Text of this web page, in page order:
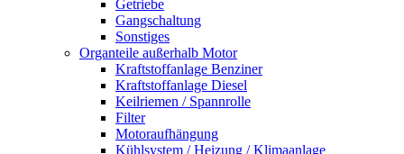
Getriebe
Gangschaltung
Sonstiges
Organteile außerhalb Motor
Kraftstoffanlage Benziner
Kraftstoffanlage Diesel
Keilriemen / Spannrolle
Filter
Motoraufhängung
Kühlsystem / Heizung / Klimaanlage